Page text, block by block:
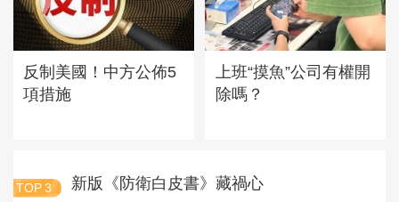
反制美國！中方公佈5
項措施
上班“摸魚”公司有權開
除嗎？
TOP 3 新版《防衛白皮書》藏禍心